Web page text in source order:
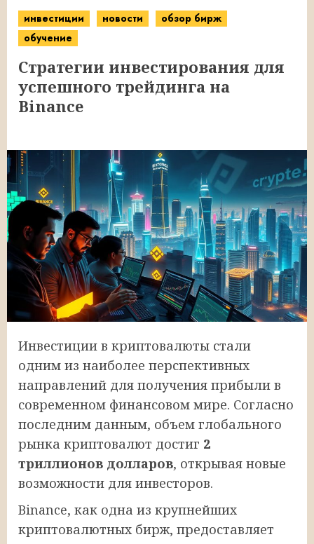
инвестиции новости
обзор бирж
обучение
Стратегии инвестирования для
успешного трейдинга на
Binance
Инвестиции в криптовалюты стали
одним из наиболее перспективных
направлений для получения прибыли в
современном финансовом мире. Согласно
последним данным, объем глобального
рынка криптовалют достиг 2
триллионов долларов, открывая новые
возможности для инвесторов.
Binance, как одна из крупнейших
криптовалютных бирж, предоставляет